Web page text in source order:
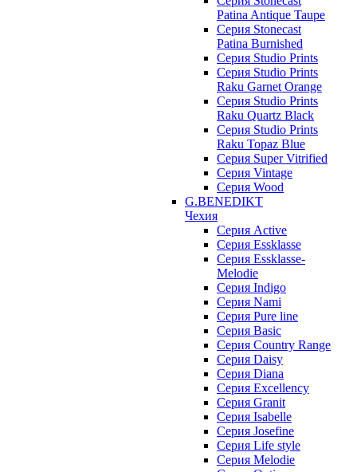
Patina Antique Taupe
Серия Stonecast
Patina Burnished
Серия Studio Prints
Серия Studio Prints
Raku Garnet Orange
Серия Studio Prints
Raku Quartz Black
Серия Studio Prints
Raku Topaz Blue
Серия Super Vitrified
Серия Vintage
Серия Wood
G.BENEDIKT
Чехия
Cерия Active
Cерия Essklasse
Cерия Essklasse-
Melodie
Cерия Indigo
Cерия Nami
Cерия Pure line
Серия Basic
Серия Country Range
Серия Daisy
Серия Diana
Серия Excellency
Серия Granit
Серия Isabelle
Серия Josefine
Серия Life style
Серия Melodie